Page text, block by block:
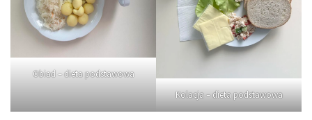
Obiad – dieta podstawowa
Kolacja – dieta podstawowa